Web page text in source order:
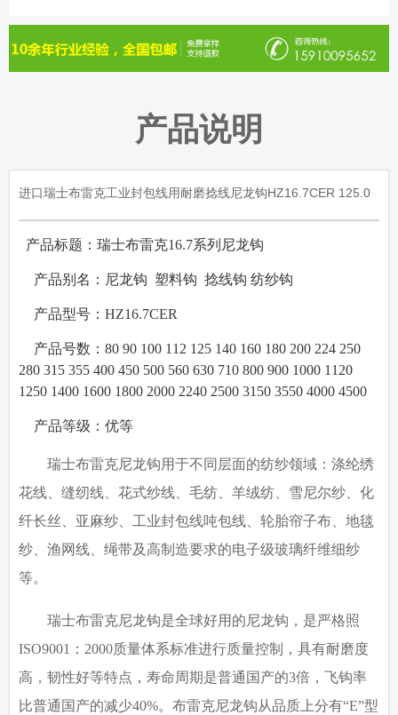
产品说明
进口瑞士布雷克工业封包线用耐磨捻线尼龙钩HZ16.7CER 125.0
产品标题：瑞士布雷克16.7系列尼龙钩
产品别名： 尼龙钩 塑料钩 捻线钩 纺纱钩
产品型号：HZ16.7CER
产品号数：80 90 100 112 125 140 160 180 200 224 250
280 315 355 400 450 500 560 630 710 800 900 1000 1120
1250 1400 1600 1800 2000 2240 2500 3150 3550 4000 4500
产品等级：优等
瑞士布雷克尼龙钩用于不同层面的纺纱领域：涤纶绣
花线、缝纫线、花式纱线、毛纺、羊绒纺、雪尼尔纱、化
纤长丝、亚麻纱、工业封包线吨包线、轮胎帘子布、地毯
纱、渔网线、绳带及高制造要求的电子级玻璃纤维细纱
等。
瑞士布雷克尼龙钩是全球好用的尼龙钩，是严格照
ISO9001 ： 2000质量体系标准进行质量控制，具有耐磨度
高，韧性好等特点，寿命周期是普通国产的3倍，飞钩率
比普通国产的减少40%。布雷克尼龙钩从品质上分有“E”型